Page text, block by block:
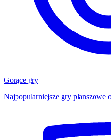
Gorące gry
Najpopularniejsze gry planszowe